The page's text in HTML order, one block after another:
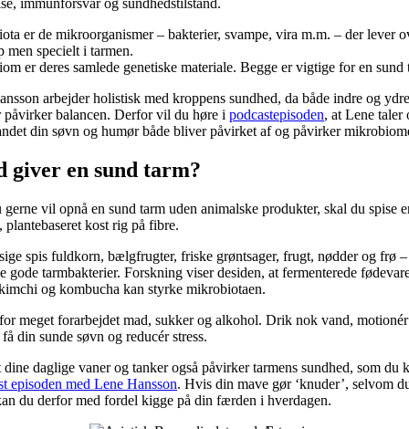
er de mikroorganismer – bakterier, svampe, vira m.m. – der lever
men specielt i tarmen.
er deres samlede genetiske materiale. Begge er vigtige for en sund
arbejder holistisk med kroppens sundhed, da både indre og ydre
påvirker balancen. Derfor vil du høre i podcastepisoden, at Lene taler
din søvn og humør både bliver påvirket af og påvirker
giver en sund tarm?
vil opnå en sund tarm uden animalske produkter, skal du spise
plantebaseret kost rig på fibre.
spis fuldkorn, bælgfrugter, friske grøntsager, frugt, nødder og frø –
gode tarmbakterier. Forskning viser desiden, at fermenterede
og kombucha kan styrke mikrobiotaen.
meget forarbejdet mad, sukker og alkohol. Drik nok vand, motionér
din sunde søvn og reducér stress.
dine daglige vaner og tanker også påvirker tarmens sundhed, som du
episoden med Lene Hansson. Hvis din mave gør ‘knuder’, selvom
du derfor med fordel kigge på din færden i hverdagen.